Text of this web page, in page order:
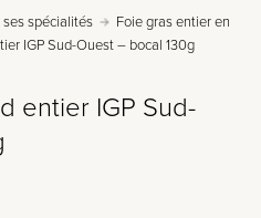
spécialités
Foie gras entier en
IGP Sud-Ouest – bocal 130g
entier IGP Sud-